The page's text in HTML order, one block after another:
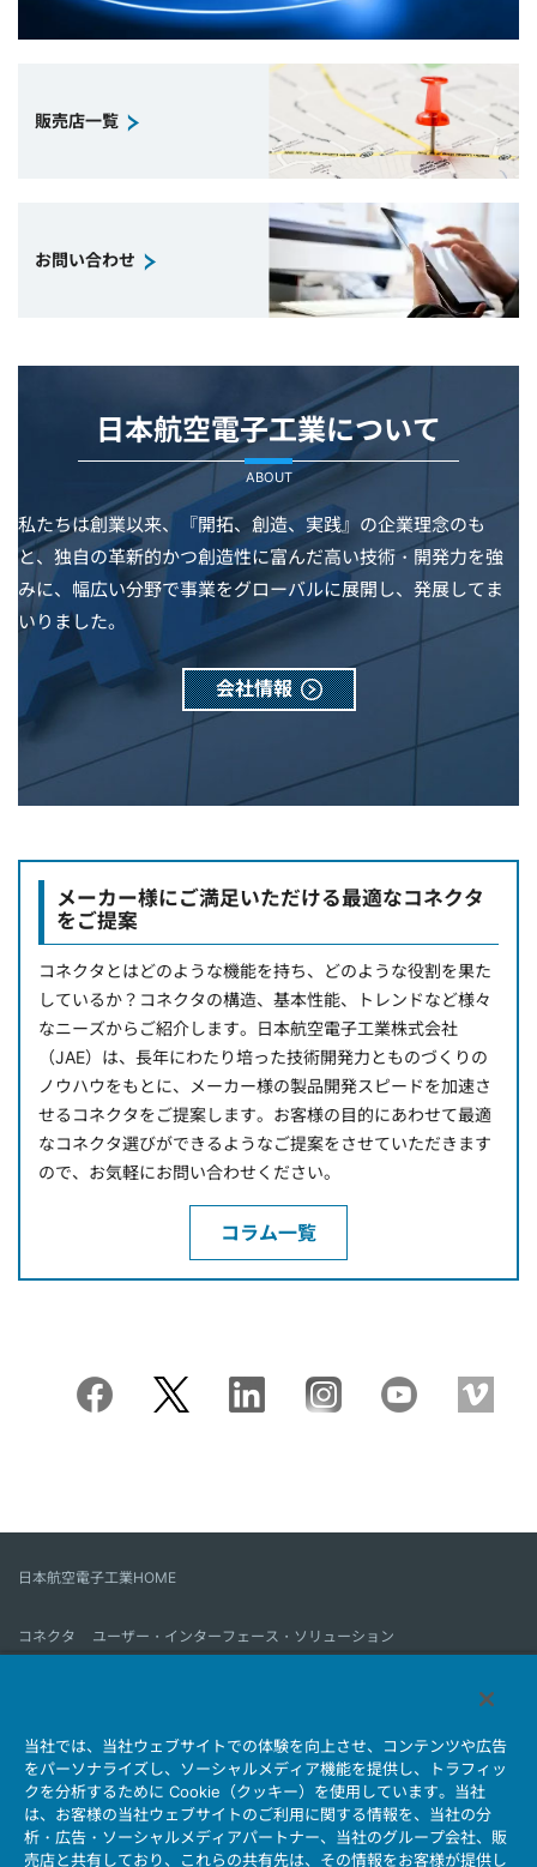
販売店一覧
お問い合わせ
日本航空電子工業について
ABOUT
私たちは創業以来、『開拓、創造、実践』の企業理念のも
と、独自の革新的かつ創造性に富んだ高い技術・開発力を強
みに、幅広い分野で事業をグローバルに展開し、発展してま
いりました。
会社情報
メーカー様にご満足いただける最適なコネクタ
をご提案
コネクタとはどのような機能を持ち、どのような役割を果た
しているか？コネクタの構造、基本性能、トレンドなど様々
なニーズからご紹介します。日本航空電子工業株式会社
（JAE）は、長年にわたり培った技術開発力とものづくりの
ノウハウをもとに、メーカー様の製品開発スピードを加速さ
せるコネクタをご提案します。お客様の目的にあわせて最適
なコネクタ選びができるようなご提案をさせていただきます
ので、お気軽にお問い合わせください。
コラム一覧
日本航空電子工業HOME
コネクタ
ユーザー・インターフェース・ソリューション
会社情報 サステナビリティ IR情報 採用情報
会社情報新着一覧
製品情報新着一覧
サイトマップ お問い合わせ
当社では、当社ウェブサイトでの体験を向上させ、コンテンツや広告
をパーソナライズし、ソーシャルメディア機能を提供し、トラフィッ
クを分析するために Cookie（クッキー）を使用しています。当社
は、お客様の当社ウェブサイトのご利用に関する情報を、当社の分
析・広告・ソーシャルメディアパートナー、当社のグループ会社、販
売店と共有しており、これらの共有先は、その情報をお客様が提供し